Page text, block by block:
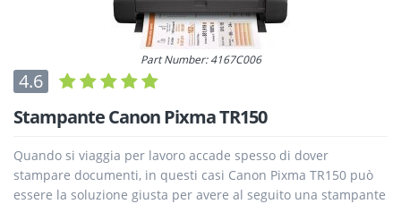
Part Number: 4167C006
4.6
Stampante Canon Pixma TR150
Quando si viaggia per lavoro accade spesso di dover
stampare documenti, in questi casi Canon Pixma TR150 può
essere la soluzione giusta per avere al seguito una stampante